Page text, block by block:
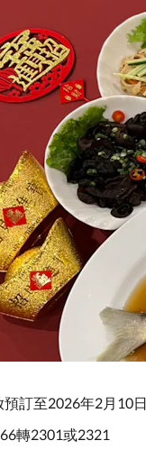
預訂至2026年2月10
轉2301或2321